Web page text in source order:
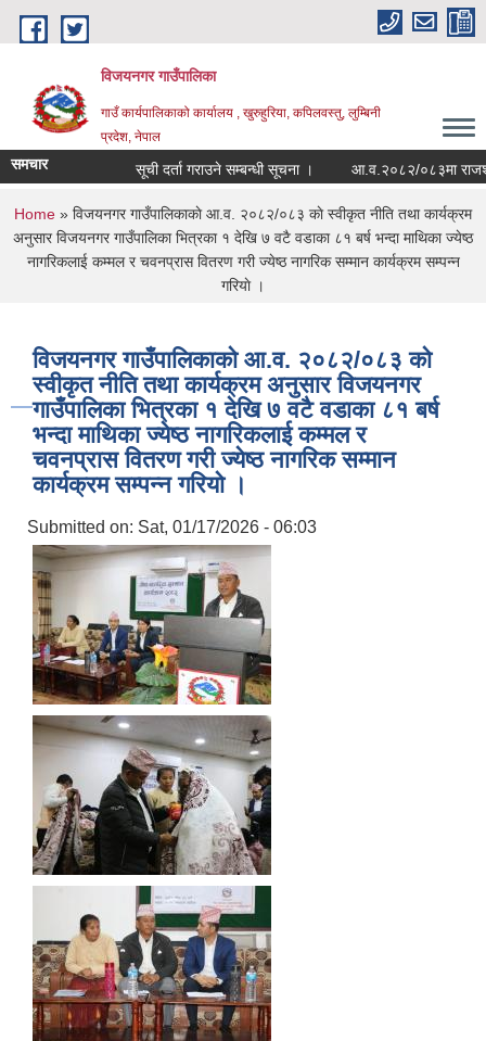
Skip to main content
विजयनगर गाउँपालिका
गाउँ कार्यपालिकाको कार्यालय , खुरुहुरिया, कपिलवस्तु, लुम्बिनी
प्रदेश, नेपाल
समचार सूची दर्ता गराउने सम्बन्धी सूचना । आ.व.२०८२/०८३मा राजश्व
You are here
Home » विजयनगर गाउँपालिकाकाे आ.व. २०८२/०८३ काे स्वीकृत नीति तथा कार्यक्रम
अनुसार विजयनगर गाउँपालिका भित्रका १ देखि ७ वटै वडाका ८१ बर्ष भन्दा माथिका ज्येष्ठ
नागरिकलाई कम्मल र चवनप्रास वितरण गरी ज्येष्ठ नागरिक सम्मान कार्यक्रम सम्पन्न
गरियाे ।
विजयनगर गाउँपालिकाकाे आ.व. २०८२/०८३ काे
स्वीकृत नीति तथा कार्यक्रम अनुसार विजयनगर
गाउँपालिका भित्रका १ देखि ७ वटै वडाका ८१ बर्ष
भन्दा माथिका ज्येष्ठ नागरिकलाई कम्मल र
चवनप्रास वितरण गरी ज्येष्ठ नागरिक सम्मान
कार्यक्रम सम्पन्न गरियाे ।
Submitted on: Sat, 01/17/2026 - 06:03